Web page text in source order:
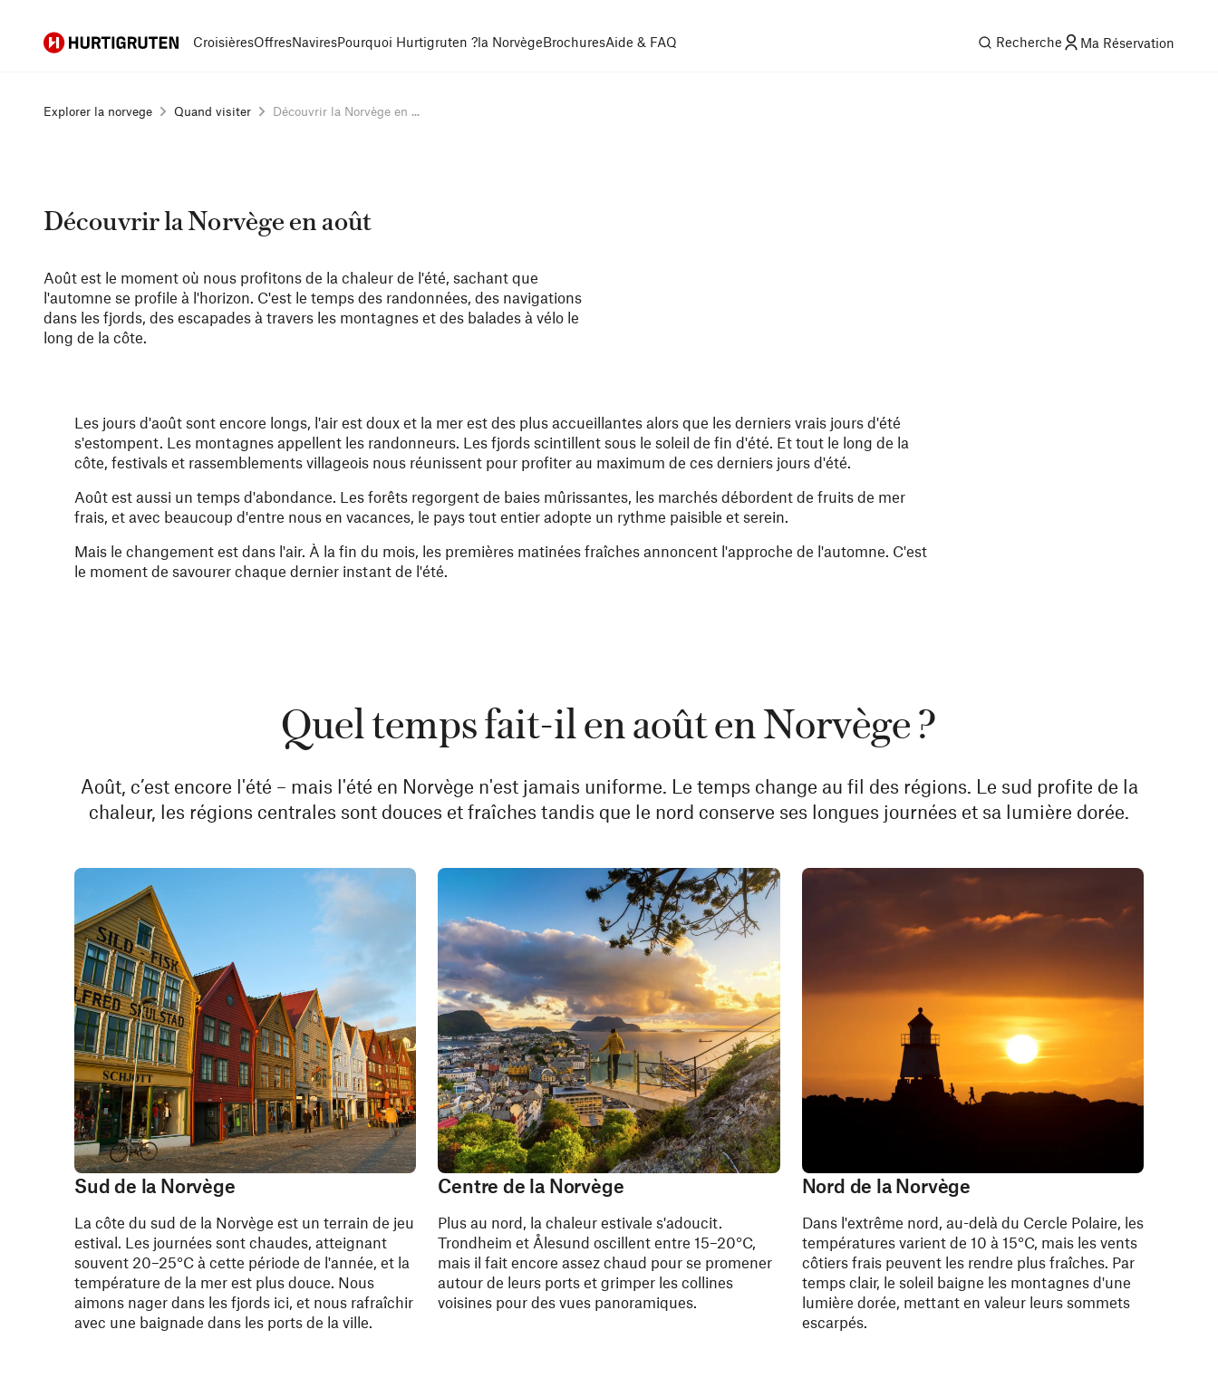
Hurtigruten CroisièresOffresNaviresPourquoi Hurtigruten ?la NorvègeBrochuresAide & FAQ Recherche Ma Réservation
Explorer la norvege Quand visiter Découvrir la Norvège en ...
Découvrir la Norvège en août
Août est le moment où nous profitons de la chaleur de l'été, sachant que
l'automne se profile à l'horizon. C'est le temps des randonnées, des navigations
dans les fjords, des escapades à travers les montagnes et des balades à vélo le
long de la côte.
Les jours d'août sont encore longs, l'air est doux et la mer est des plus accueillantes alors que les derniers vrais jours d'été
s'estompent. Les montagnes appellent les randonneurs. Les fjords scintillent sous le soleil de fin d'été. Et tout le long de la
côte, festivals et rassemblements villageois nous réunissent pour profiter au maximum de ces derniers jours d'été.
Août est aussi un temps d'abondance. Les forêts regorgent de baies mûrissantes, les marchés débordent de fruits de mer
frais, et avec beaucoup d'entre nous en vacances, le pays tout entier adopte un rythme paisible et serein.
Mais le changement est dans l'air. À la fin du mois, les premières matinées fraîches annoncent l'approche de l'automne. C'est
le moment de savourer chaque dernier instant de l'été.
Quel temps fait-il en août en Norvège ?
Août, c’est encore l'été – mais l'été en Norvège n'est jamais uniforme. Le temps change au fil des régions. Le sud profite de la
chaleur, les régions centrales sont douces et fraîches tandis que le nord conserve ses longues journées et sa lumière dorée.
Sud de la Norvège
La côte du sud de la Norvège est un terrain de jeu
estival. Les journées sont chaudes, atteignant
souvent 20–25°C à cette période de l'année, et la
température de la mer est plus douce. Nous
aimons nager dans les fjords ici, et nous rafraîchir
avec une baignade dans les ports de la ville.
Centre de la Norvège
Plus au nord, la chaleur estivale s'adoucit.
Trondheim et Ålesund oscillent entre 15–20°C,
mais il fait encore assez chaud pour se promener
autour de leurs ports et grimper les collines
voisines pour des vues panoramiques.
Nord de la Norvège
Dans l'extrême nord, au-delà du Cercle Polaire, les
températures varient de 10 à 15°C, mais les vents
côtiers frais peuvent les rendre plus fraîches. Par
temps clair, le soleil baigne les montagnes d'une
lumière dorée, mettant en valeur leurs sommets
escarpés.